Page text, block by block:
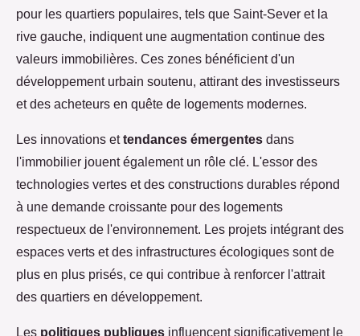
pour les quartiers populaires, tels que Saint-Sever et la
rive gauche, indiquent une augmentation continue des
valeurs immobilières. Ces zones bénéficient d'un
développement urbain soutenu, attirant des investisseurs
et des acheteurs en quête de logements modernes.
Les innovations ettendances émergentes dans
l'immobilier jouent également un rôle clé. L'essor des
technologies vertes et des constructions durables répond
à une demande croissante pour des logements
respectueux de l'environnement. Les projets intégrant des
espaces verts et des infrastructures écologiques sont de
plus en plus prisés, ce qui contribue à renforcer l'attrait
des quartiers en développement.
Les politiques publiques influencent significativement le